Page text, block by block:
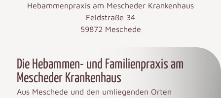
Hebammenpraxis am Mescheder Krankenhaus
Feldstraße 34
59872 Meschede
Die Hebammen- und Familienpraxis am
Mescheder Krankenhaus
Aus Meschede und den umliegenden Orten